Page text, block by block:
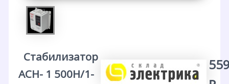
Стабилизатор
АСН- 1 500Н/1-